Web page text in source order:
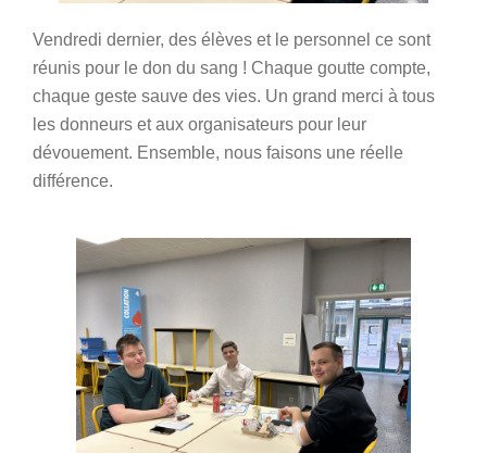
Vendredi dernier, des élèves et le personnel ce sont
réunis pour le don du sang ! Chaque goutte compte,
chaque geste sauve des vies. Un grand merci à tous
les donneurs et aux organisateurs pour leur
dévouement. Ensemble, nous faisons une réelle
différence.